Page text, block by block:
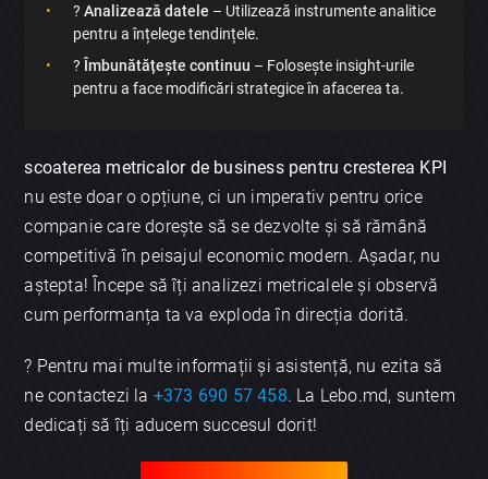
?Analizează datele – Utilizează instrumente analitice
pentru a înțelege tendințele.
? Îmbunătățește continuu – Folosește insight-urile
pentru a face modificări strategice în afacerea ta.
scoaterea metricalor de business pentru cresterea KPI
nu este doar o opțiune, ci un imperativ pentru orice
companie care dorește să se dezvolte și să rămână
competitivă în peisajul economic modern. Așadar, nu
aștepta! Începe să îți analizezi metricalele și observă
cum performanța ta va exploda în direcția dorită.
? Pentru mai multe informații și asistență, nu ezita să
ne contactezi la +373 690 57 458. La Lebo.md, suntem
dedicați să îți aducem succesul dorit!